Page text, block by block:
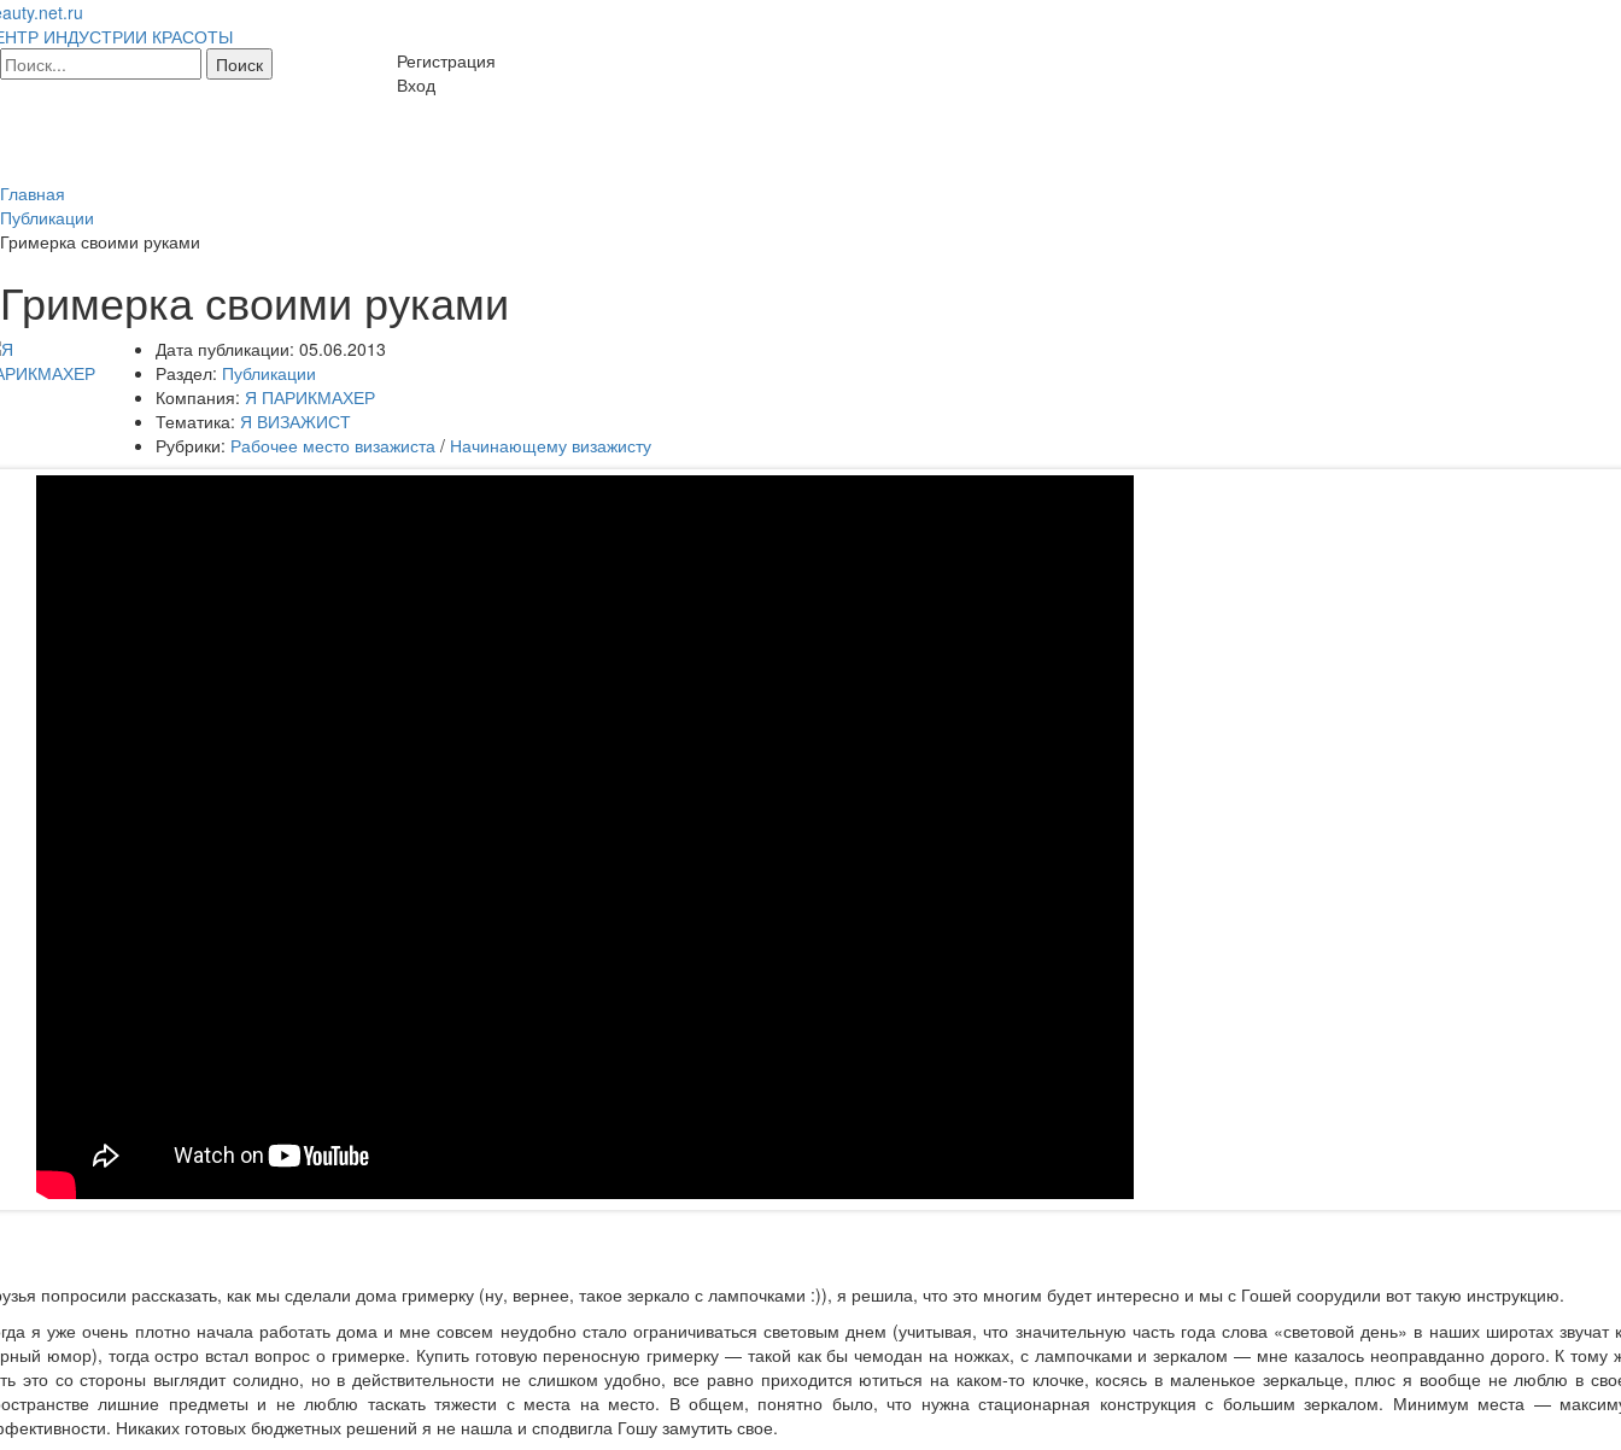
ИНДУСТРИИ КРАСОТЫ
Регистрация
Вход
Главная
Публикации
Гримерка своими руками
Гримерка своими руками
Дата публикации: 05.06.2013
Раздел: Публикации
Компания: Я ПАРИКМАХЕР
Тематика: Я ВИЗАЖИСТ
Рубрики: Рабочее место визажиста / Начинающему визажисту
попросили рассказать, как мы сделали дома гримерку (ну, вернее, такое зеркало с лампочками :)), я решила, что это многим будет интересно и мы с Гошей соорудили вот такую инструкцию.
я уже очень плотно начала работать дома и мне совсем неудобно стало ограничиваться световым днем (учитывая, что значительную часть года слова «световой день» в наших широтах звучат
юмор), тогда остро встал вопрос о гримерке. Купить готовую переносную гримерку — такой как бы чемодан на ножках, с лампочками и зеркалом — мне казалось неоправданно дорого. К тому
это со стороны выглядит солидно, но в действительности не слишком удобно, все равно приходится ютиться на каком-то клочке, косясь в маленькое зеркальце, плюс я вообще не люблю в
лишние предметы и не люблю таскать тяжести с места на место. В общем, понятно было, что нужна стационарная конструкция с большим зеркалом. Минимум места —
Никаких готовых бюджетных решений я не нашла и сподвигла Гошу замутить свое.